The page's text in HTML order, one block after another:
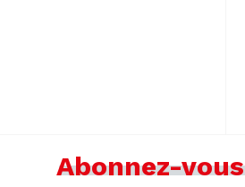
Abonnez-vous